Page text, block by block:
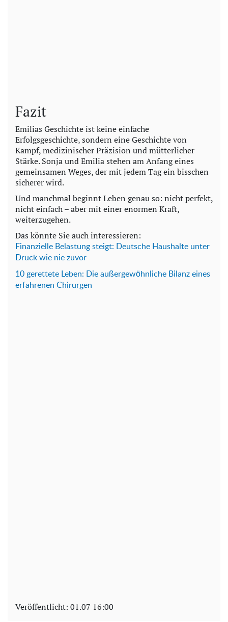
Fazit
Emilias Geschichte ist keine einfache
Erfolgsgeschichte, sondern eine Geschichte von
Kampf, medizinischer Präzision und mütterlicher
Stärke. Sonja und Emilia stehen am Anfang eines
gemeinsamen Weges, der mit jedem Tag ein bisschen
sicherer wird.
Und manchmal beginnt Leben genau so: nicht perfekt,
nicht einfach – aber mit einer enormen Kraft,
weiterzugehen.
Das könnte Sie auch interessieren:
Finanzielle Belastung steigt: Deutsche Haushalte unter
Druck wie nie zuvor
10 gerettete Leben: Die außergewöhnliche Bilanz eines
erfahrenen Chirurgen
Veröffentlicht: 01.07 16:00